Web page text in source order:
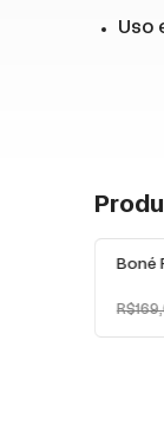
Uso
-36
Boné